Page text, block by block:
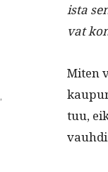
ista
vat
Miten
tuu,
,